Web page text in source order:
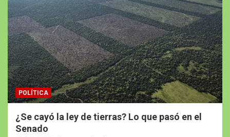
POLÍTICA
¿Se cayó la ley de tierras? Lo que pasó en el
Senado